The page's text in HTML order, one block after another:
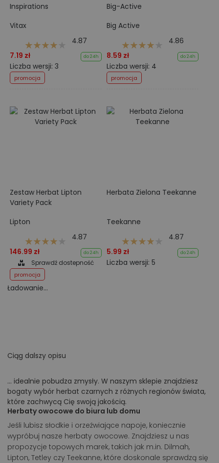
Inspirations
Vitax
4.87
7.19 zł
do 24h
Liczba wersji: 3
promocja
Big-Active
Big Active
4.86
8.59 zł
do 24h
Liczba wersji: 4
promocja
Zestaw Herbat Lipton
Variety Pack
Lipton
4.87
146.99 zł
do 24h
Sprawdź dostepność
promocja
Herbata Zielona Teekanne
Teekanne
4.87
5.99 zł
do 24h
Liczba wersji: 5
Ładowanie...
Ciąg dalszy opisu
... idealnie pobudza zmysły. W naszym sklepie znajdziesz
bogaty wybór herbat czarnych z różnych regionów świata,
które zachwycą Cię swoją jakością.
Herbaty owocowe do biura lub domu
Jeśli lubisz słodkie i orzeźwiające napoje, koniecznie
wypróbuj nasze herbaty owocowe. Znajdziesz u nas
propozycje topowych marek, takich jak m.in. Dilmah,
Lipton, Tetley czy Teekanne, które doskonale sprawdzą się